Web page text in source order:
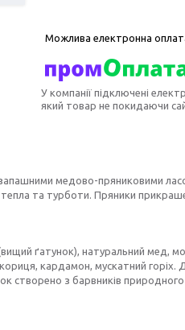
У компанії підключені
який товар не покидаючи
медово-пряниковими
та турботи. Пряники
ґатунок), натуральний мед,
кардамон, мускатний горіх.
створено з барвників